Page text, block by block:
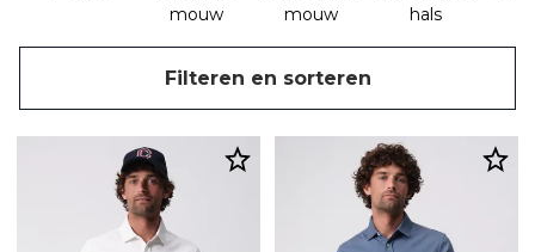
mouw
mouw
hals
Filteren en sorteren